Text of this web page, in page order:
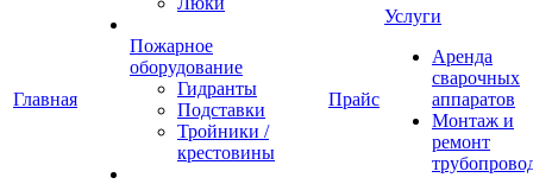
Главная
Пожарное
оборудование
Гидранты
Подставки
Тройники /
крестовины
Прайс
Услуги
Аренда
сварочных
аппаратов
Монтаж и
ремонт